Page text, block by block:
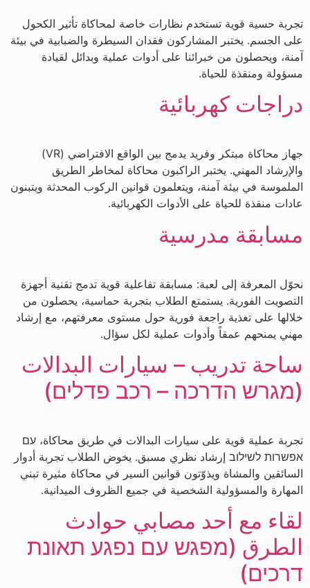
تجربة حسية قوية تستخدم نظارات خاصة لمحاكاة تأثير الكحول
على الجسم. يختبر المشاركون فقدان السيطرة والضبابية في بيئة
آمنة، ويحصلون من خبرائنا على أدوات عملية وبدائل لقيادة
مسؤولة ومنقذة للحياة.
دراجات كهربائية
جهاز محاكاة مبتكر وفريد يدمج بين الواقع الافتراضي (VR)
والإرشاد المهني. يختبر الراكبون محاكاة لمخاطر الطريق
الملموسة في بيئة آمنة، ويتعلمون قوانين الركوب المحدثة ويتبنون
عادات منقذة للحياة على الأدوات الكهربائية.
مسابقة مدرسية
نحوّل المعرفة إلى لعبة: مسابقة تفاعلية قوية تدمج تقنية أجهزة
التصويت الفورية. يستمتع الطلاب بتجربة حماسية، يحصلون من
خلالها على تغذية راجعة فورية حول مستوى معرفتهم، مع إرشاد
مهني يمنحهم عمقاً وأدوات عملية لكل سؤال.
ساحة تدريب – سيارات البدالات
(מגרש הדרכה – רכב פדלים)
تجربة عملية قوية على سيارات البدالات في طريق محاكاة، עם
אפשרות לשילוב إرشاد نظري مسبق. يخوض الطلاب تجربة أدوار
السائقين والمشاة ويذوّتون قوانين السير في محاكاة مثيرة تبني
المهارة والمسؤولية الشخصية في جميع الظروف الميدانية.
لقاء مع أحد مصابي حوادث
الطرق (מפגש עם נפגע תאונת
דרכים)